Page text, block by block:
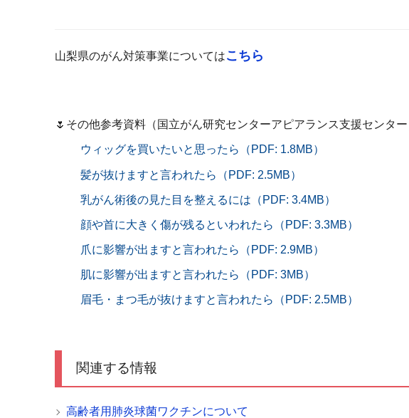
山梨県のがん対策事業についてはこちら
🌷その他参考資料（国立がん研究センターアピアランス支援センター
ウィッグを買いたいと思ったら（PDF: 1.8MB）
髪が抜けますと言われたら（PDF: 2.5MB）
乳がん術後の見た目を整えるには（PDF: 3.4MB）
顔や首に大きく傷が残るといわれたら（PDF: 3.3MB）
爪に影響が出ますと言われたら（PDF: 2.9MB）
肌に影響が出ますと言われたら（PDF: 3MB）
眉毛・まつ毛が抜けますと言われたら（PDF: 2.5MB）
関連する情報
高齢者用肺炎球菌ワクチンについて